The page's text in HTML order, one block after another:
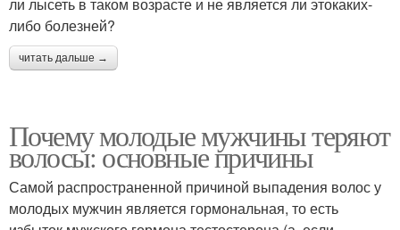
либо болезней?
читать дальше →
Почему молодые мужчины теряют
волосы: основные причины
Самой распространенной причиной выпадения волос у
молодых мужчин является гормональная, то есть